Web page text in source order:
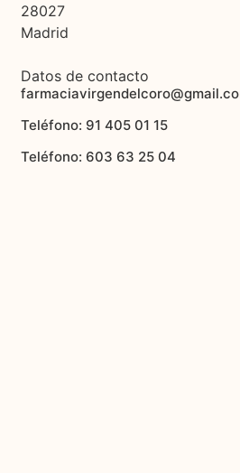
28027
Madrid
Datos de contacto
Teléfono: 91 405 01 15
Teléfono: 603 63 25 04